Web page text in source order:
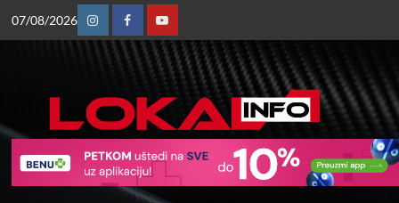
07/08/2026
InstagramFacebookYoutube